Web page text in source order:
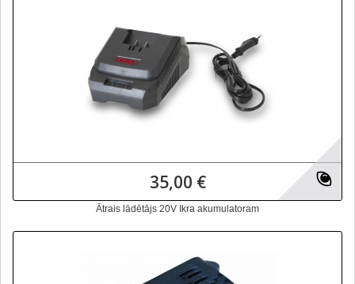
35,00 €
Ātrais lādētājs 20V Ikra akumulatoram